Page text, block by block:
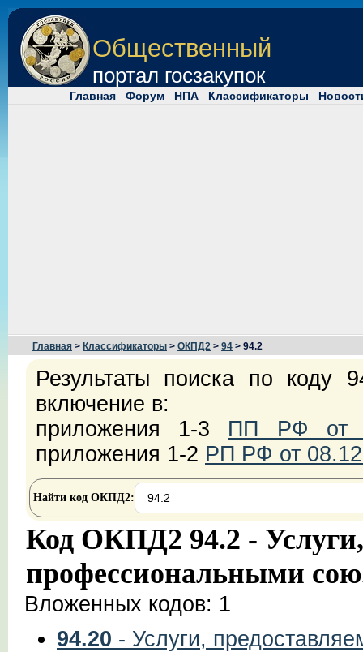
Общественный
портал госзакупок
Главная Форум НПА Классификаторы
Главная > Классификаторы > ОКПД2 > 94 > 94.2
Результаты поиска по коду
включение в:
приложения 1-3 ПП РФ от
приложения 1-2 РП РФ от
Найти код ОКПД2:
Код ОКПД2 94.2 -
профессиональными
Вложенных кодов: 1
94.20 - Услуги,